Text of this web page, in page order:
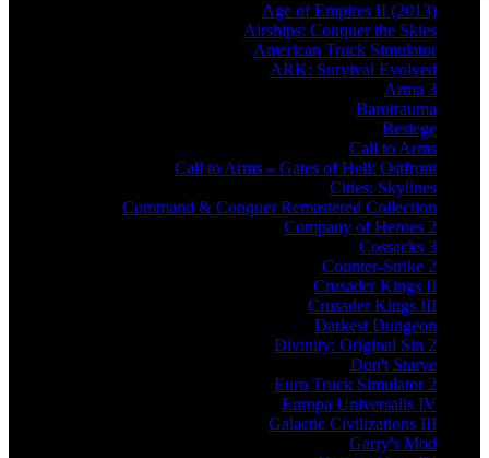
Age of Empires II (2013)
Airships: Conquer the Skies
American Truck Simulator
ARK: Survival Evolved
Arma 3
Barotrauma
Besiege
Call to Arms
Call to Arms – Gates of Hell: Ostfront
Cities: Skylines
Command & Conquer Remastered Collection
Company of Heroes 2
Cossacks 3
Counter-Strike 2
Crusader Kings II
Crusader Kings III
Darkest Dungeon
Divinity: Original Sin 2
Don't Starve
Euro Truck Simulator 2
Europa Universalis IV
Galactic Civilizations III
Garry's Mod